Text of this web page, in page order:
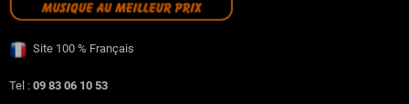
Site 100 % Français
Tel : 09 83 06 10 53